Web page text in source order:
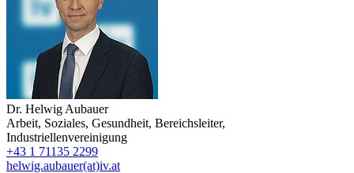
Dr. Helwig Aubauer
Arbeit, Soziales, Gesundheit, Bereichsleiter,
Industriellenvereinigung
+43 1 71135 2299
helwig.aubauer(at)iv.at